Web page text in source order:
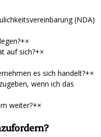
(NDA)
+×
auf sich?+×
es sich handelt?+×
wenn ich das
weiter?+×